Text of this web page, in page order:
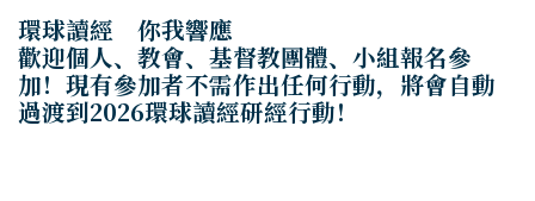
環球讀經 你我響應
歡迎個人、教會、基督教團體、小組報名參
加！現有參加者不需作出任何行動，將會自動
過渡到2026環球讀經研經行動！